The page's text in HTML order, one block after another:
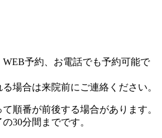
予約、お電話でも予約可能で
場合は来院前にご連絡ください。
順番が前後する場合があります。
30分間までです。